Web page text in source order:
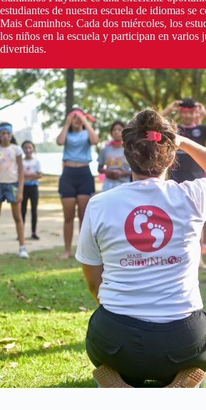
estudiantes de nuestra escuela de idiomas se
Mais Caminhos. Cada dos miércoles, los
los niños en la escuela y participan en varios
divertidas.